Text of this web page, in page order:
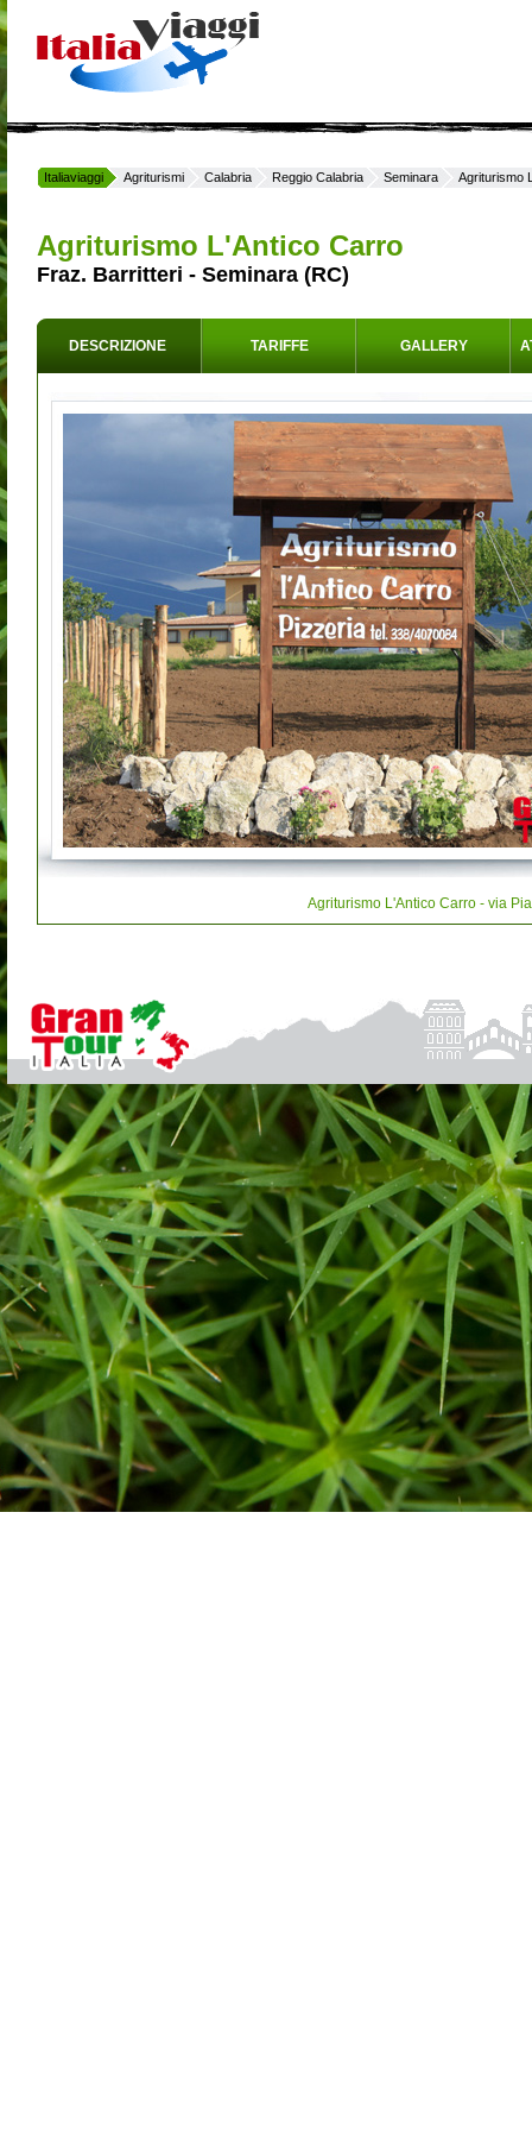
Italiaviaggi Agriturismi Calabria Reggio Calabria Seminara Agriturismo
Agriturismo L'Antico Carro
Fraz. Barritteri - Seminara (RC)
DESCRIZIONE TARIFFE GALLERY
Agriturismo L'Antico Carro - via